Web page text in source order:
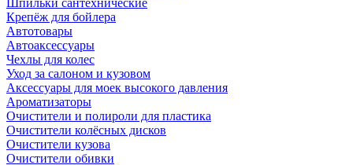
Шпильки сантехнические
Крепёж для бойлера
Автотовары
Автоаксессуары
Чехлы для колес
Уход за салоном и кузовом
Аксессуары для моек высокого давления
Ароматизаторы
Очистители и полироли для пластика
Очистители колёсных дисков
Очистители кузова
Очистители обивки